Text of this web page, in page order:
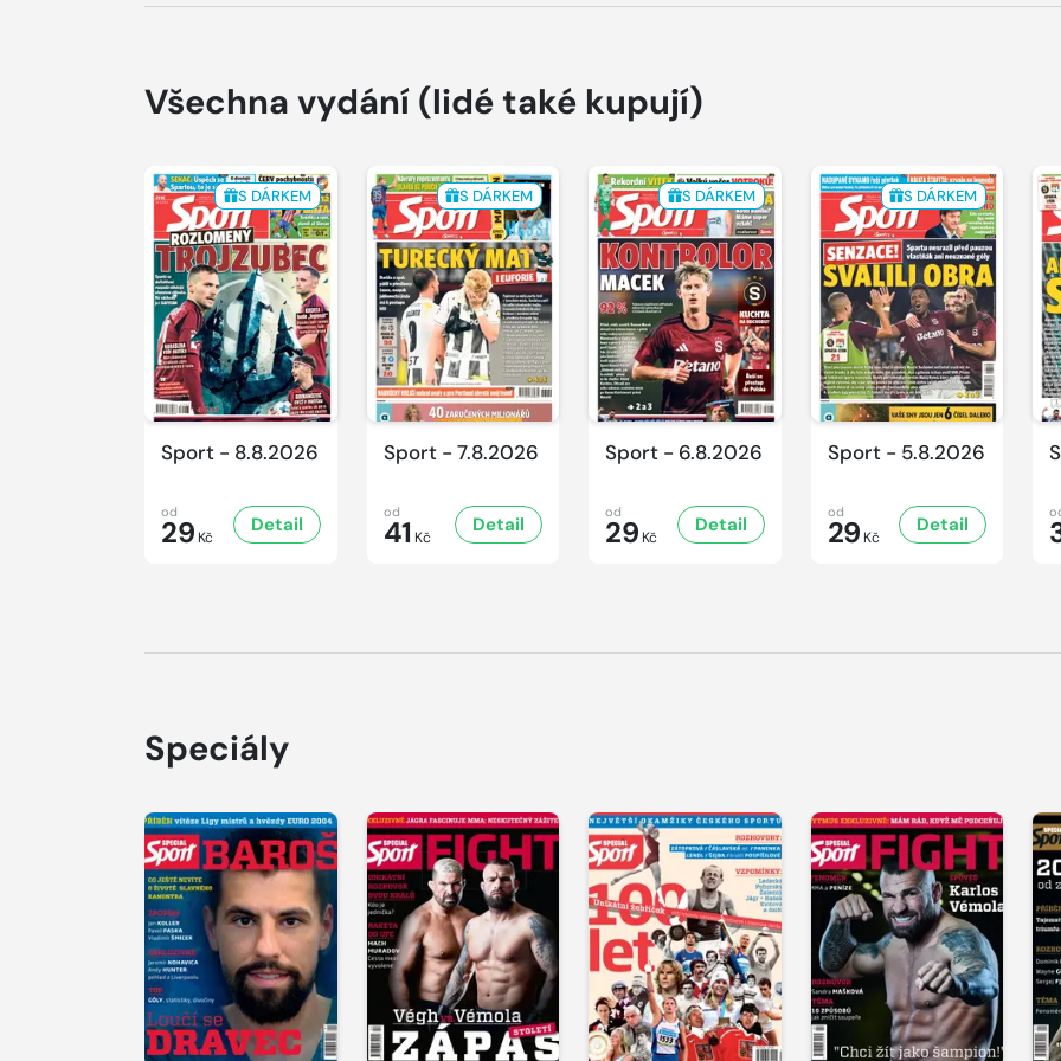
Všechna vydání (lidé také kupují)
S DÁRKEM
Sport - 8.8.2026
od
29 Kč
Detail
S DÁRKEM
Sport - 7.8.2026
od
41 Kč
Detail
S DÁRKEM
Sport - 6.8.2026
od
29 Kč
Detail
S DÁRKEM
Sport - 5.8.2026
od
29 Kč
Detail
Speciály